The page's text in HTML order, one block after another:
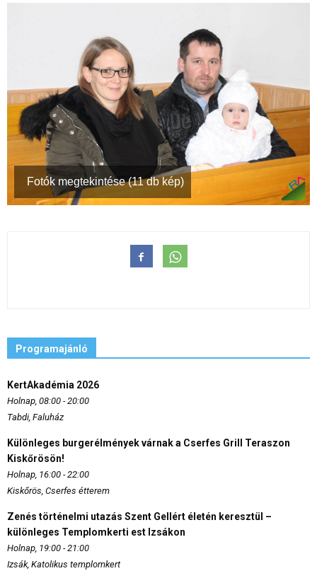
Fotók megtekintése (11 db kép)
Programajánló
KertAkadémia 2026
Holnap, 08:00 - 20:00
Tabdi, Faluház
Különleges burgerélmények várnak a Cserfes Grill Teraszon
Kiskőrösön!
Holnap, 16:00 - 22:00
Kiskőrös, Cserfes étterem
Zenés történelmi utazás Szent Gellért életén keresztül –
különleges Templomkerti est Izsákon
Holnap, 19:00 - 21:00
Izsák, Katolikus templomkert